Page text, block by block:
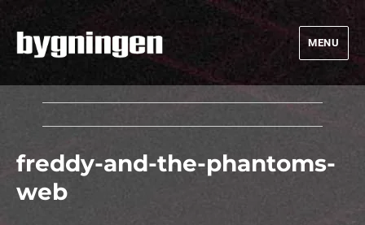
Bygningen
MENU
freddy-and-the-phantoms-
web